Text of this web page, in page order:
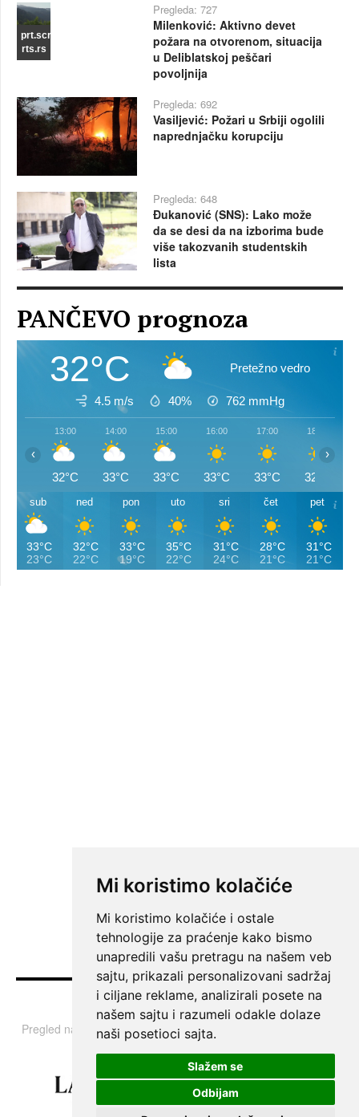
Mi koristimo kolačiće
Mi koristimo kolačiće i ostale
tehnologije za praćenje kako bismo
unapredili vašu pretragu na našem veb
sajtu, prikazali personalizovani sadržaj
i ciljane reklame, analizirali posete na
našem sajtu i razumeli odakle dolaze
naši posetioci sajta.
Slažem se
Odbijam
prt.scr
rts.rs
Pregleda: 727
Milenković: Aktivno devet
požara na otvorenom, situacija
u Deliblatskoj peščari
povoljnija
Pregleda: 692
Vasiljević: Požari u Srbiji ogolili
naprednjačku korupciju
Pregleda: 648
Đukanović (SNS): Lako može
da se desi da na izborima bude
više takozvanih studentskih
lista
PANČEVO prognoza
32°C Pretežno vedro
4.5 m/s 40% 762 mmHg
13:00
32°C
14:00
33°C
15:00
33°C
16:00
33°C
17:00
33°C
18:00
32°C
‹ ›
sub
33°C
23°C
ned
32°C
22°C
pon
33°C
19°C
uto
35°C
22°C
sri
31°C
24°C
čet
28°C
21°C
pet
31°C
21°C
Vesti
Pregled najvažnijih informacija i tema iz Srbije, regiona i sveta.